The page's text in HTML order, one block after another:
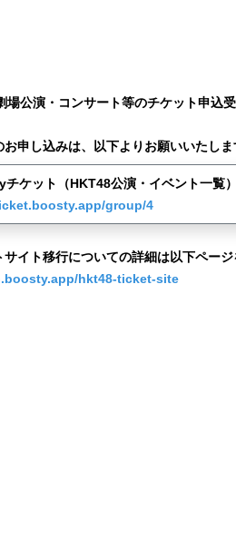
場公演・コンサート等のチケット申込
申し込みは、以下よりお願いいたしま
チケット（HKT48公演・イベント一覧）
group/4
イト移行についての詳細は以下ページ
hkt48-ticket-site